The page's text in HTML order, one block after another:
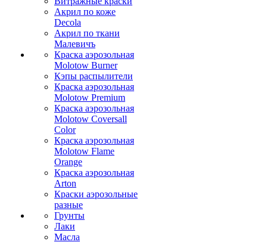
Акрил по коже
Decola
Акрил по ткани
Малевичъ
Краска аэрозольная
Molotow Burner
Кэпы распылители
Краска аэрозольная
Molotow Premium
Краска аэрозольная
Molotow Coversall
Color
Краска аэрозольная
Molotow Flame
Orange
Краска аэрозольная
Arton
Краски аэрозольные
разные
Грунты
Лаки
Масла